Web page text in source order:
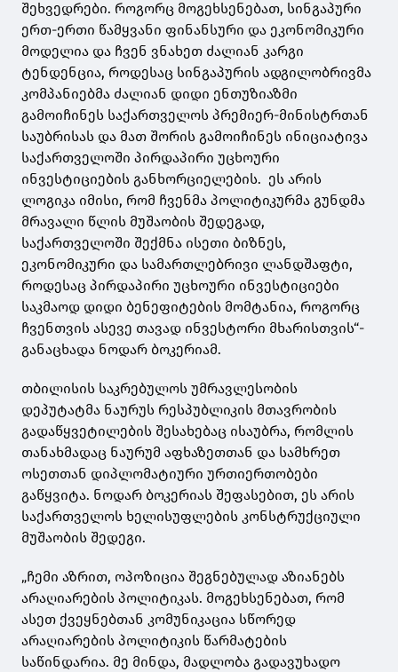
შეხვედრები. როგორც მოგეხსენებათ, სინგაპური
ერთ-ერთი წამყვანი ფინანსური და ეკონომიკური
მოდელია და ჩვენ ვნახეთ ძალიან კარგი
ტენდენცია, როდესაც სინგაპურის ადგილობრივმა
კომპანიებმა ძალიან დიდი ენთუზიაზმი
გამოიჩინეს საქართველოს პრემიერ-მინისტრთან
საუბრისას და მათ შორის გამოიჩინეს ინიციატივა
საქართველოში პირდაპირი უცხოური
ინვესტიციების განხორციელების. ეს არის
ლოგიკა იმისი, რომ ჩვენმა პოლიტიკურმა გუნდმა
მრავალი წლის მუშაობის შედეგად,
საქართველოში შექმნა ისეთი ბიზნეს,
ეკონომიკური და სამართლებრივი ლანდშაფტი,
როდესაც პირდაპირი უცხოური ინვესტიციები
საკმაოდ დიდი ბენეფიტების მომტანია, როგორც
ჩვენთვის ასევე თავად ინვესტორი მხარისთვის“-
განაცხადა ნოდარ ბოკერიამ.
თბილისის საკრებულოს უმრავლესობის
დეპუტატმა ნაურუს რესპუბლიკის მთავრობის
გადაწყვეტილების შესახებაც ისაუბრა, რომლის
თანახმადაც ნაურუმ აფხაზეთთან და სამხრეთ
ოსეთთან დიპლომატიური ურთიერთობები
გაწყვიტა. ნოდარ ბოკერიას შეფასებით, ეს არის
საქართველოს ხელისუფლების კონსტრუქციული
მუშაობის შედეგი.
„ჩემი აზრით, ოპოზიცია შეგნებულად აზიანებს
არაღიარების პოლიტიკას. მოგეხსენებათ, რომ
ასეთ ქვეყნებთან კომუნიკაცია სწორედ
არაღიარების პოლიტიკის წარმატების
საწინდარია. მე მინდა, მადლობა გადავუხადო